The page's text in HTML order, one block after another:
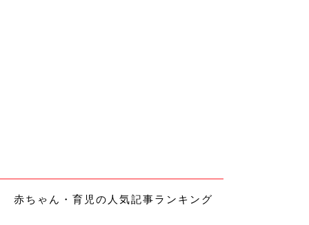
赤ちゃん・育児の人気記事ランキング